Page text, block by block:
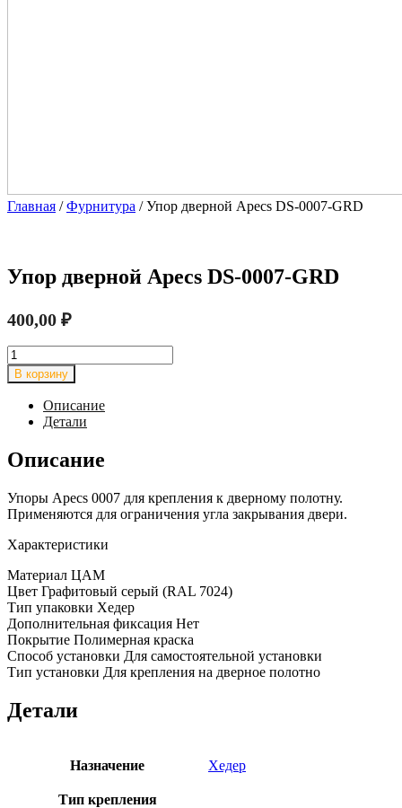
Главная /Фурнитура / Упор дверной Apecs DS-0007-GRD
Упор дверной Apecs DS-0007-GRD
400,00 ₽
Количество
товара
Упор
дверной
Apecs
0007-
GRD
В корзину
Описание
Детали
Описание
Упоры Apecs 0007 для крепления к дверному полотну.
Применяются для ограничения угла закрывания двери.
Характеристики
Материал ЦАМ
Цвет Графитовый серый (RAL 7024)
Тип упаковки Хедер
Дополнительная фиксация Нет
Покрытие Полимерная краска
Способ установки Для самостоятельной установки
Тип установки Для крепления на дверное полотно
Детали
Назначение Хедер
Тип крепления